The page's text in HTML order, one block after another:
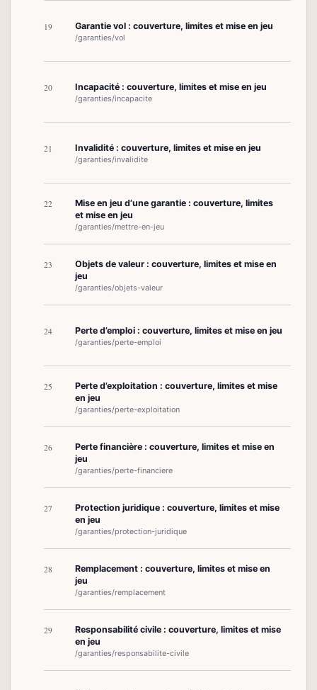
19 Garantie vol : couverture, limites et mise en jeu
/garanties/vol
20 Incapacité : couverture, limites et mise en jeu
/garanties/incapacite
21 Invalidité : couverture, limites et mise en jeu
/garanties/invalidite
22
Mise en jeu d’une garantie : couverture, limites
et mise en jeu
/garanties/mettre-en-jeu
23
Objets de valeur : couverture, limites et mise en
jeu
/garanties/objets-valeur
24 Perte d’emploi : couverture, limites et mise en jeu
/garanties/perte-emploi
25
Perte d’exploitation : couverture, limites et mise
en jeu
/garanties/perte-exploitation
26
Perte financière : couverture, limites et mise en
jeu
/garanties/perte-financiere
27
Protection juridique : couverture, limites et mise
en jeu
/garanties/protection-juridique
28
Remplacement : couverture, limites et mise en
jeu
/garanties/remplacement
29
Responsabilité civile : couverture, limites et mise
en jeu
/garanties/responsabilite-civile